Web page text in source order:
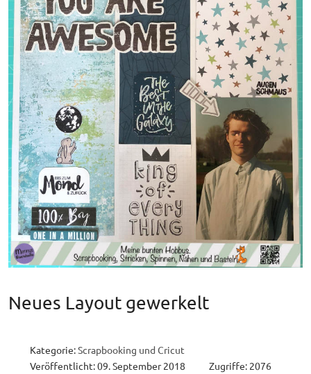
Neues Layout gewerkelt
Kategorie:Scrapbooking und Cricut
Veröffentlicht: 09. September 2018
Zugriffe: 2076